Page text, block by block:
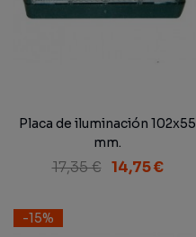
Placa de iluminación 102x55
mm.
17,35 € 14,75 €
-15%